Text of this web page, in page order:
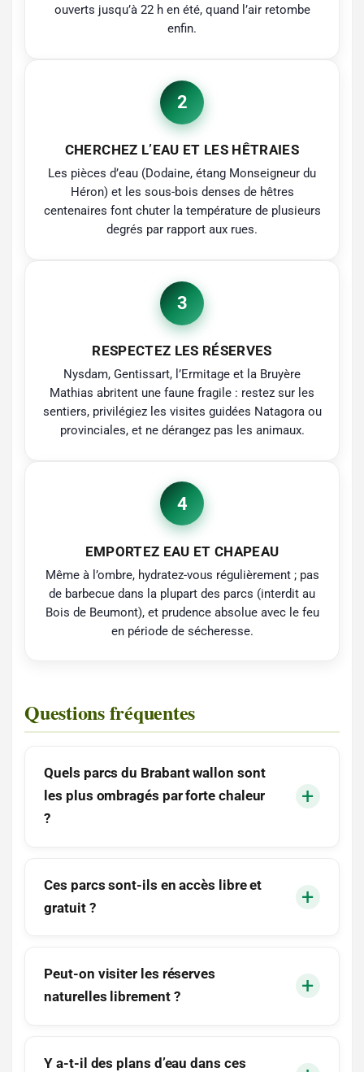
ouverts jusqu’à 22 h en été, quand l’air retombe
enfin.
2
CHERCHEZ L’EAU ET LES HÊTRAIES
Les pièces d’eau (Dodaine, étang Monseigneur du
Héron) et les sous-bois denses de hêtres
centenaires font chuter la température de plusieurs
degrés par rapport aux rues.
3
RESPECTEZ LES RÉSERVES
Nysdam, Gentissart, l’Ermitage et la Bruyère
Mathias abritent une faune fragile : restez sur les
sentiers, privilégiez les visites guidées Natagora ou
provinciales, et ne dérangez pas les animaux.
4
EMPORTEZ EAU ET CHAPEAU
Même à l’ombre, hydratez-vous régulièrement ; pas
de barbecue dans la plupart des parcs (interdit au
Bois de Beumont), et prudence absolue avec le feu
en période de sécheresse.
Questions fréquentes
Quels parcs du Brabant wallon sont
les plus ombragés par forte chaleur
?
Ces parcs sont-ils en accès libre et
gratuit ?
Peut-on visiter les réserves
naturelles librement ?
Y a-t-il des plans d’eau dans ces